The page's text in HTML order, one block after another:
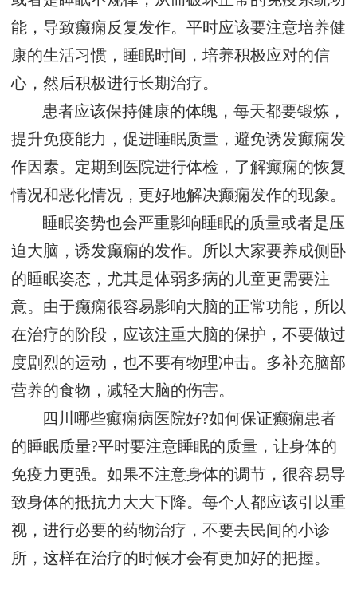
能，导致癫痫反复发作。平时应该要注意培养健
康的生活习惯，睡眠时间，培养积极应对的信
心，然后积极进行长期治疗。
患者应该保持健康的体魄，每天都要锻炼，
提升免疫能力，促进睡眠质量，避免诱发癫痫发
作因素。定期到医院进行体检，了解癫痫的恢复
情况和恶化情况，更好地解决癫痫发作的现象。
睡眠姿势也会严重影响睡眠的质量或者是压
迫大脑，诱发癫痫的发作。所以大家要养成侧卧
的睡眠姿态，尤其是体弱多病的儿童更需要注
意。由于癫痫很容易影响大脑的正常功能，所以
在治疗的阶段，应该注重大脑的保护，不要做过
度剧烈的运动，也不要有物理冲击。多补充脑部
营养的食物，减轻大脑的伤害。
四川哪些癫痫病医院好?如何保证癫痫患者
的睡眠质量?平时要注意睡眠的质量，让身体的
免疫力更强。如果不注意身体的调节，很容易导
致身体的抵抗力大大下降。每个人都应该引以重
视，进行必要的药物治疗，不要去民间的小诊
所，这样在治疗的时候才会有更加好的把握。